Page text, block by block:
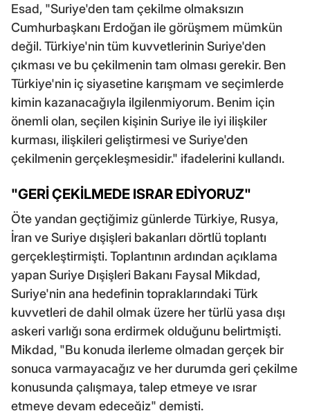
Esad, "Suriye'den tam çekilme olmaksızın
Cumhurbaşkanı Erdoğan ile görüşmem mümkün
değil. Türkiye'nin tüm kuvvetlerinin Suriye'den
çıkması ve bu çekilmenin tam olması gerekir. Ben
Türkiye'nin iç siyasetine karışmam ve seçimlerde
kimin kazanacağıyla ilgilenmiyorum. Benim için
önemli olan, seçilen kişinin Suriye ile iyi ilişkiler
kurması, ilişkileri geliştirmesi ve Suriye'den
çekilmenin gerçekleşmesidir." ifadelerini kullandı.
"GERİ ÇEKİLMEDE ISRAR EDİYORUZ"
Öte yandan geçtiğimiz günlerde Türkiye, Rusya,
İran ve Suriye dışişleri bakanları dörtlü toplantı
gerçekleştirmişti. Toplantının ardından açıklama
yapan Suriye Dışişleri Bakanı Faysal Mikdad,
Suriye'nin ana hedefinin topraklarındaki Türk
kuvvetleri de dahil olmak üzere her türlü yasa dışı
askeri varlığı sona erdirmek olduğunu belirtmişti.
Mikdad, "Bu konuda ilerleme olmadan gerçek bir
sonuca varmayacağız ve her durumda geri çekilme
konusunda çalışmaya, talep etmeye ve ısrar
etmeye devam edeceğiz" demişti.